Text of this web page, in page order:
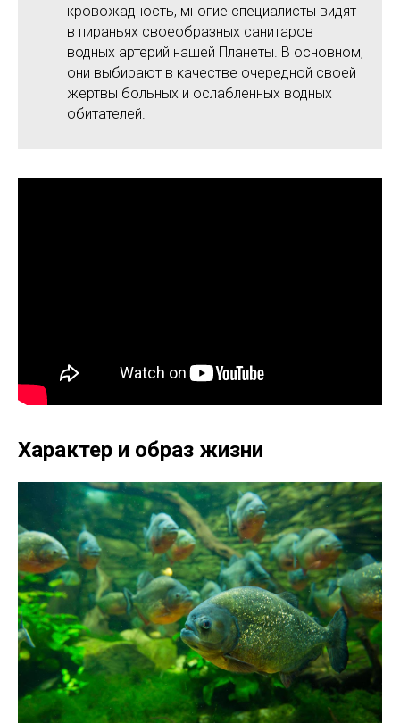
кровожадность, многие специалисты видят
в пираньях своеобразных санитаров
водных артерий нашей Планеты. В основном,
они выбирают в качестве очередной своей
жертвы больных и ослабленных водных
обитателей.
Характер и образ жизни